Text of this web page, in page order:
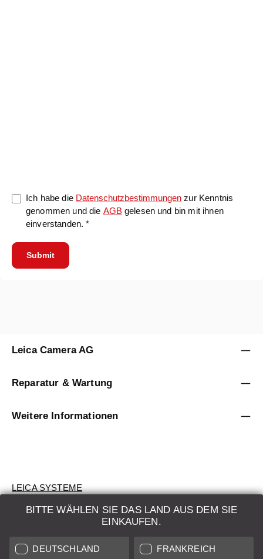
Ich habe die Datenschutzbestimmungen zur Kenntnis
genommen und die AGBgelesen und bin mit ihnen
einverstanden. *
Submit
BITTE WÄHLEN SIE DAS LAND AUS DEM SIE
EINKAUFEN.
DEUTSCHLAND FRANKREICH
Leica Camera AG
Reparatur & Wartung
Weitere Informationen
LEICA SYSTEME
BEWERTUNG